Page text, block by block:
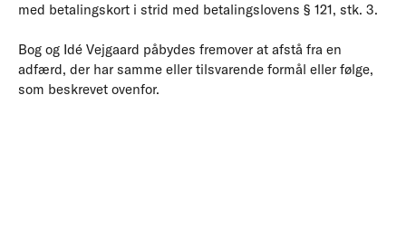
med betalingskort i strid med betalingslovens § 121, stk. 3.
Bog og Idé Vejgaard påbydes fremover at afstå fra en
adfærd, der har samme eller tilsvarende formål eller følge,
som beskrevet ovenfor.